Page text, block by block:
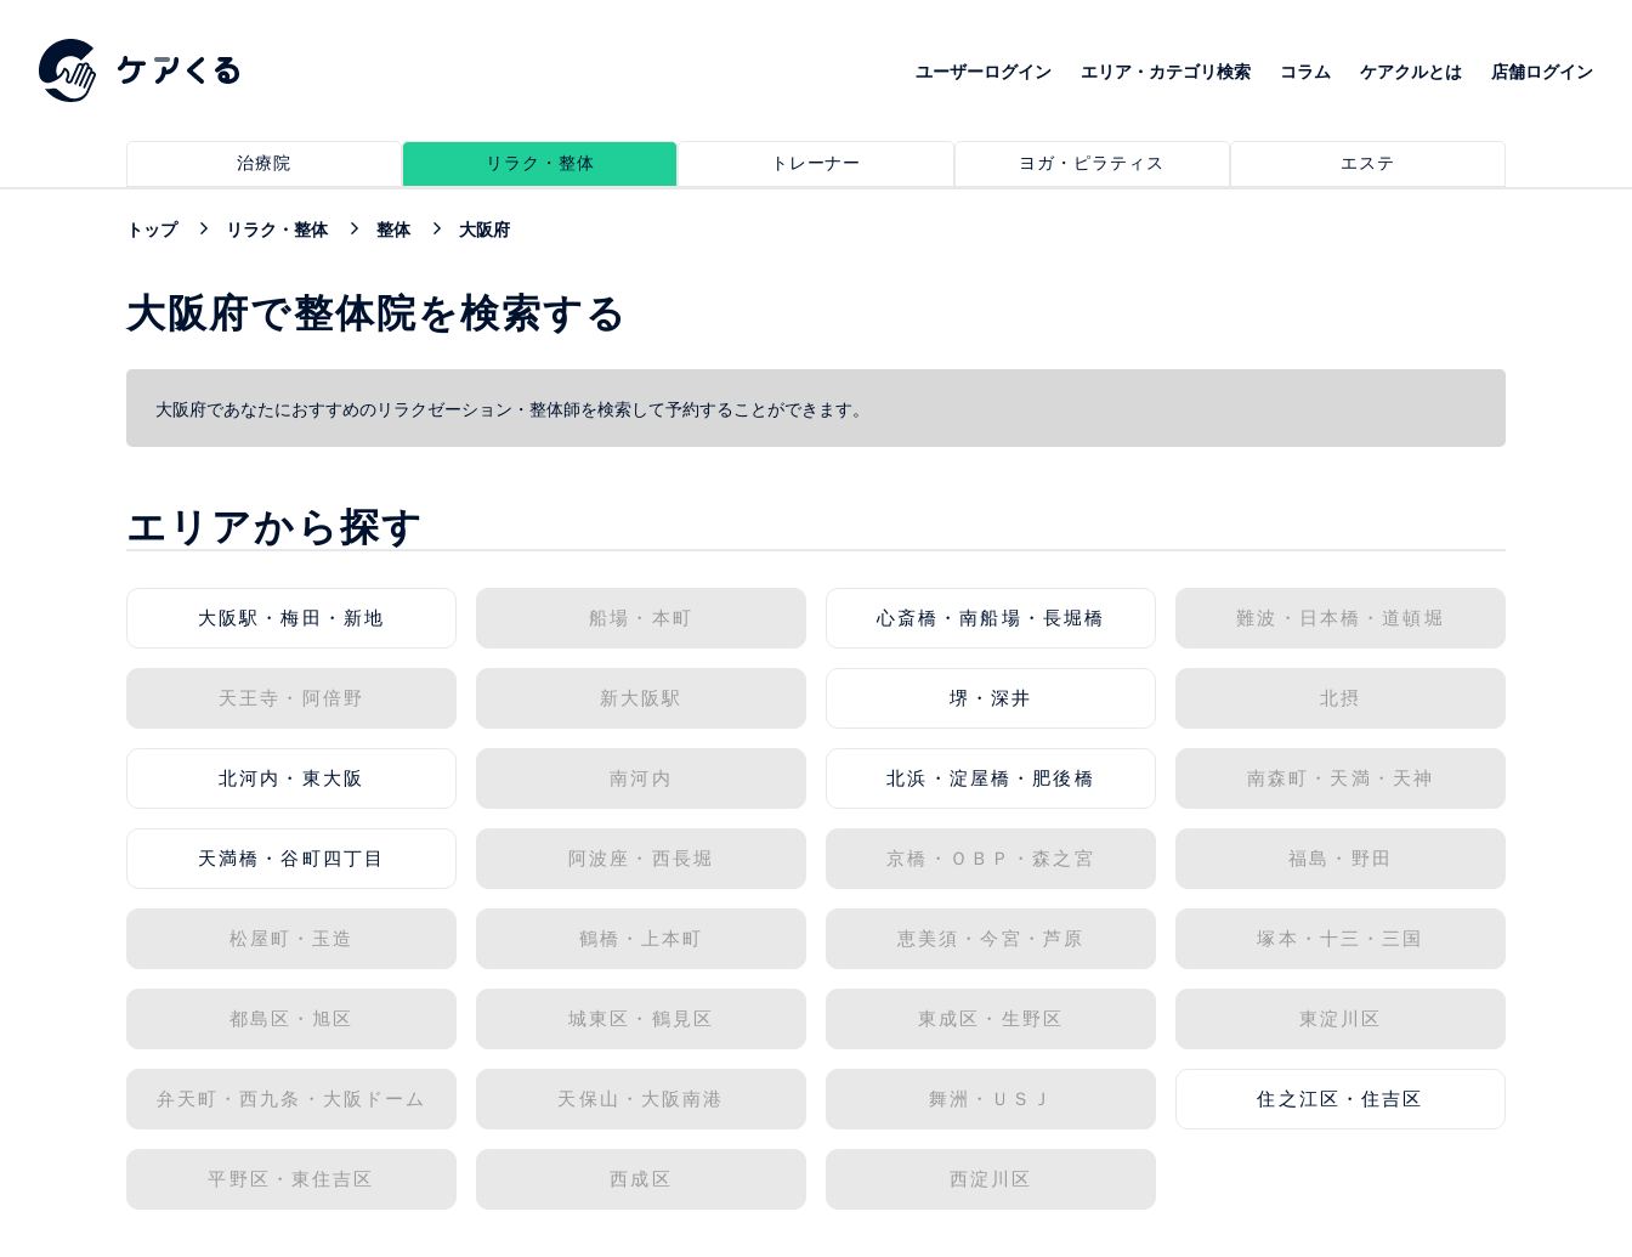
ユーザーログイン エリア・カテゴリ検索 コラム ケアクルとは 店舗ログイン
治療院 リラク・整体 トレーナー ヨガ・ピラティス エステ
トップ リラク・整体 整体 大阪府
大阪府で整体院を検索する
大阪府であなたにおすすめのリラクゼーション・整体師を検索して予約することができます。
エリアから探す
大阪駅・梅田・新地 船場・本町 心斎橋・南船場・長堀橋 難波・日本橋・道頓堀
天王寺・阿倍野 新大阪駅 堺・深井 北摂
北河内・東大阪 南河内 北浜・淀屋橋・肥後橋 南森町・天満・天神
天満橋・谷町四丁目 阿波座・西長堀 京橋・ＯＢＰ・森之宮 福島・野田
松屋町・玉造 鶴橋・上本町 恵美須・今宮・芦原 塚本・十三・三国
都島区・旭区 城東区・鶴見区 東成区・生野区 東淀川区
弁天町・西九条・大阪ドーム 天保山・大阪南港 舞洲・ＵＳＪ 住之江区・住吉区
平野区・東住吉区 西成区 西淀川区